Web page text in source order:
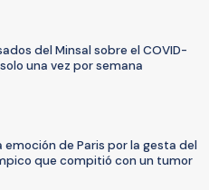
del Minsal sobre el COVID-
una vez por semana
emoción de Paris por la gesta del
que compitió con un tumor